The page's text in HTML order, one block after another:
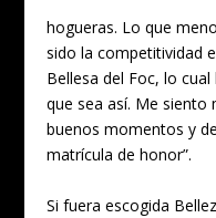
hogueras. Lo que
sido la competitividad
Bellesa del Foc, lo
que sea así. Me
buenos momentos y
matrícula de honor”.
Si fuera escogida